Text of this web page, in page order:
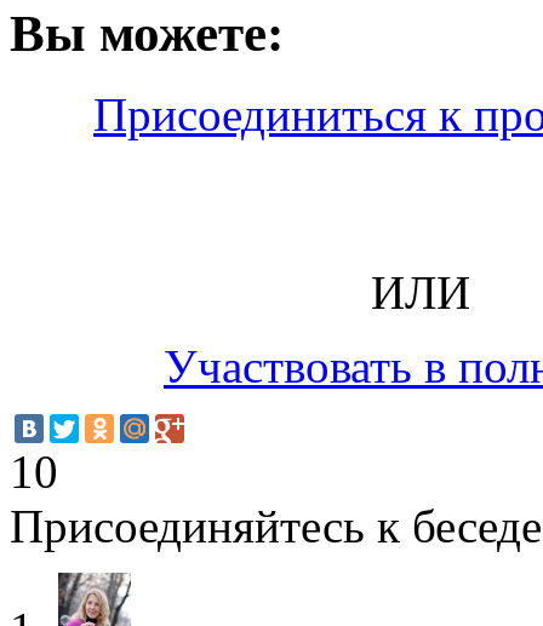
Вы можете:
Присоединиться к
ИЛИ
Участвовать в
10
Присоединяйтесь к